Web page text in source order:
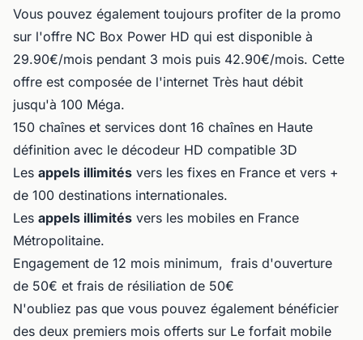
Vous pouvez également toujours profiter de la promo
sur l'offre NC Box Power HD qui est disponible à
29.90€/mois pendant 3 mois puis 42.90€/mois. Cette
offre est composée de l'internet Très haut débit
jusqu'à 100 Méga.
150 chaînes et services dont 16 chaînes en Haute
définition avec le décodeur HD compatible 3D
Les appels illimités vers les fixes en France et vers +
de 100 destinations internationales.
Les appels illimités vers les mobiles en France
Métropolitaine.
Engagement de 12 mois minimum, frais d'ouverture
de 50€ et frais de résiliation de 50€
N'oubliez pas que vous pouvez également bénéficier
des deux premiers mois offerts sur Le forfait mobile